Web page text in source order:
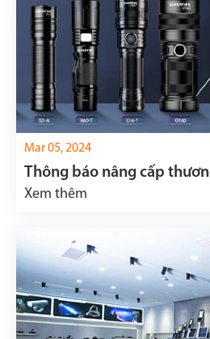
Mar 05, 2024
Thông báo nâng cấp
Xem thêm